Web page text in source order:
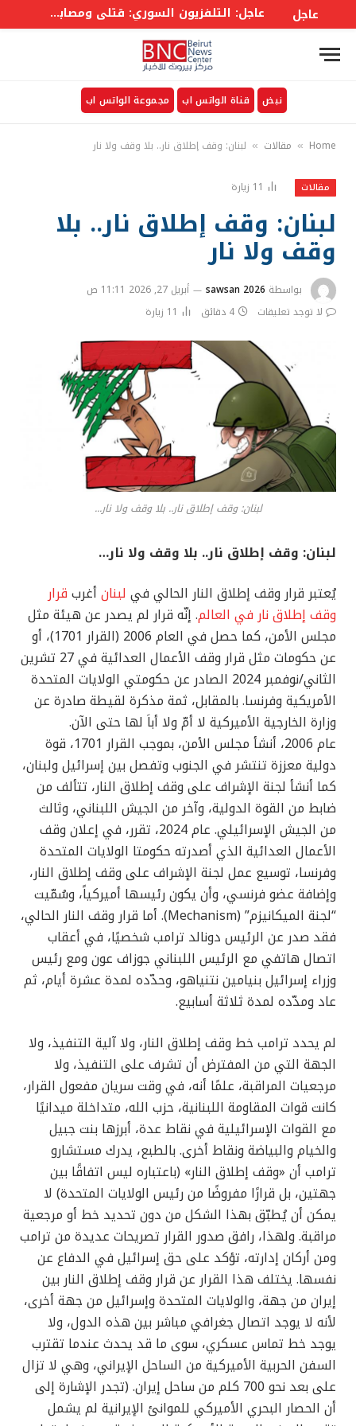
عاجل عاجل: التلفزيون السوري: قتلى ومصابون في انفجار عبوة ناسفة بحافلة ركاب في جرمانا بريف #دمشق
نبض قناة الواتس اب مجموعة الواتس اب
Home
» مقالات » لبنان: وقف إطلاق نار.. بلا وقف ولا نار
مقالات 11 زيارة
لبنان: وقف إطلاق نار.. بلا
وقف ولا نار
بواسطة sawsan 2026
أبريل 27, 2026 11:11 ص
لا توجد تعليقات
4 دقائق 11 زيارة
لبنان: وقف إطلاق نار.. بلا وقف ولا نار...
لبنان: وقف إطلاق نار.. بلا وقف ولا نار…
يُعتبر قرار وقف إطلاق النار الحالي في لبنان أغرب قرار
وقف إطلاق نار في العالم. إنّه قرار لم يصدر عن هيئة مثل
مجلس الأمن، كما حصل في العام 2006 (القرار 1701)، أو
عن حكومات مثل قرار وقف الأعمال العدائية في 27 تشرين
الثاني/نوفمبر 2024 الصادر عن حكومتي الولايات المتحدة
الأمريكية وفرنسا. بالمقابل، ثمة مذكرة لقيطة صادرة عن
وزارة الخارجية الأميركية لا أمّ ولا أباَ لها حتى الآن.
عام 2006، أنشأ مجلس الأمن، بموجب القرار 1701، قوة
دولية معززة تنتشر في الجنوب وتفصل بين إسرائيل ولبنان،
كما أنشأ لجنة الإشراف على وقف إطلاق النار، تتألف من
ضابط من القوة الدولية، وآخر من الجيش اللبناني، وثالث
من الجيش الإسرائيلي. عام 2024، تقرر، في إعلان وقف
الأعمال العدائية الذي أصدرته حكومتا الولايات المتحدة
وفرنسا، توسيع عمل لجنة الإشراف على وقف إطلاق النار،
وإضافة عضو فرنسي، وأن يكون رئيسها أميركياً، وسُمّيت
“لجنة الميكانيزم” (Mechanism). أما قرار وقف النار الحالي،
فقد صدر عن الرئيس دونالد ترامب شخصيًا، في أعقاب
اتصال هاتفي مع الرئيس اللبناني جوزاف عون ومع رئيس
وزراء إسرائيل بنيامين نتنياهو، وحدّده لمدة عشرة أيام، ثم
عاد ومدّده لمدة ثلاثة أسابيع.
لم يحدد ترامب خط وقف إطلاق النار، ولا آلية التنفيذ، ولا
الجهة التي من المفترض أن تشرف على التنفيذ، ولا
مرجعيات المراقبة، علمًا أنه، في وقت سريان مفعول القرار،
كانت قوات المقاومة اللبنانية، حزب الله، متداخلة ميدانيًا
مع القوات الإسرائيلية في نقاط عدة، أبرزها بنت جبيل
والخيام والبياضة ونقاط أخرى. بالطبع، يدرك مستشارو
ترامب أن «وقف إطلاق النار» (باعتباره ليس اتفاقًا بين
جهتين، بل قرارًا مفروضًا من رئيس الولايات المتحدة) لا
يمكن أن يُطبّق بهذا الشكل من دون تحديد خط أو مرجعية
مراقبة. ولهذا، رافق صدور القرار تصريحات عديدة من ترامب
ومن أركان إدارته، تؤكد على حق إسرائيل في الدفاع عن
نفسها. يختلف هذا القرار عن قرار وقف إطلاق النار بين
إيران من جهة، والولايات المتحدة وإسرائيل من جهة أخرى،
لأنه لا يوجد اتصال جغرافي مباشر بين هذه الدول، ولا
يوجد خط تماس عسكري، سوى ما قد يحدث عندما تقترب
السفن الحربية الأميركية من الساحل الإيراني، وهي لا تزال
على بعد نحو 700 كلم من ساحل إيران. (تجدر الإشارة إلى
أن الحصار البحري الأميركي للموانئ الإيرانية لم يشمل